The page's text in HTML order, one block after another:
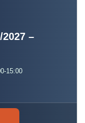
–
15:00